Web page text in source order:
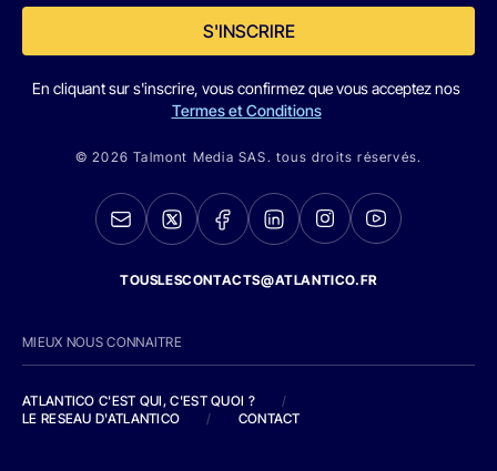
S'INSCRIRE
En cliquant sur s'inscrire, vous confirmez que vous acceptez nos
Termes et Conditions
© 2026 Talmont Media SAS. tous droits réservés.
TOUSLESCONTACTS@ATLANTICO.FR
MIEUX NOUS CONNAITRE
ATLANTICO C'EST QUI, C'EST QUOI ?
/
LE RESEAU D'ATLANTICO
/ CONTACT